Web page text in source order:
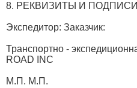
8. РЕКВИЗИТЫ И
Экспедитор: Заказчик:
Транспортно -
ROAD INC
М.П. М.П.